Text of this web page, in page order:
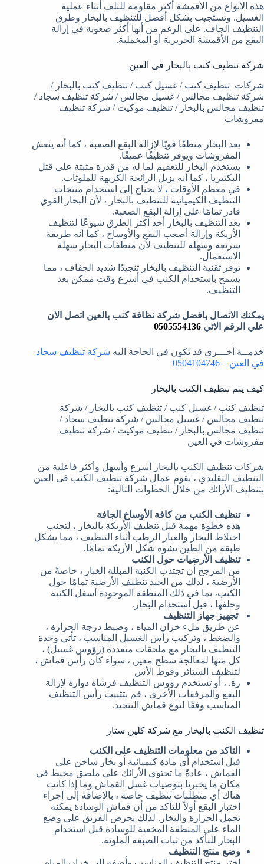
هذه الأنواع من الأقمشة أكثر مقاومة للتلف أثناء عملية
الغسيل. وتستجيب بشكل أفضل للتنظيف بالبخار وطرق
التنظيف الجاف. على الرغم من أنها أكثر صعوبة في إزالة
البقع من الأقمشة الحريرية أو المخملية.
شركة تنظيف كنب بالبخار فى العين
شركات تنظيف كنب / غسيل كنب / تنظيف كنب بالبخار /
شركة تنظيف مجالس / غسيل مجالس / شركة تنظيف سجاد /
تنظيف مجالس بالبخار / تنظيف موكيت / شركة تنظيف
مفروشات
يعد البخار منظفًا قويًا لإزالة البقع الصعبة ، كما أنه ينعش
المفروشات ويوفر تنظيفًا عميقًا.
يستخدم البخار للتعقيم لما له من قدرة مثبتة على قتل
البكتيريا ، كما أنه يزيل الرائحة الكريهة للملوثات.
في معظم الأوقات ، لا نحتاج إلى استخدام منتجات
التنظيف الكيميائية للتنظيف بالبخار ، لأن البخار القوي
قادر تمامًا على إزالة البقع الصعبة.
يعد التنظيف بالبخار أحد أكثر الطرق شيوعًا لتنظيف
الأريكة وإزالة أصعب البقع والأوساخ ، كما أنه طريقة
سريعة وسهلة للتنظيف لأن منظفات البخار سهلة
الاستعمال.
توفر تقنية التنظيف بالبخار تنجيدًا شديد الجفاف ، مما
يسمح باستخدام الكنب في أسرع وقت ممكن بعد
التنظيف.
يمكنك الاتصال بافضل شركة نظافة كنب بالعين اتصل الان
علي الرقم الاتي 0505554136
خدمــة أخـــرى قد تكون في الحاجة اليه شركة تنظيف سجاد
في العين – 0504104746
كيف يتم تنظيف الكنب بالبخار
تنظيف كنب / غسيل كنب / تنظيف كنب بالبخار / شركة
تنظيف مجالس / غسيل مجالس / شركة تنظيف سجاد /
تنظيف مجالس بالبخار / تنظيف موكيت / شركة تنظيف
مفروشات في العين
شركات تنظيف الكنب بالبخار أسرع وأسهل وأكثر فاعلية من
التنظيف التقليدي ، يقوم عمال شركة تنظيف الكنب فى العين
بتنظيف الأرائك من خلال الخطوات التالية:
تنظيف الكنب من كافة الأوساخ الجافة
هذه خطوة مهمة قبل تنظيف الأريكة بالبخار ، لتجنب
اختلاط البخار والغبار الرطب أثناء التنظيف ، مما يشكل
طبقة من الطين تشوه شكل الأريكة تمامًا.
تنظيف الأرضيات حول الكنب
من المرجح أن تجتذب الكنبة المبللة الغبار ، خاصةً من
الأرضية ، لذلك من الجيد تنظيف الأرضية تمامًا حول
الكنب، بما في ذلك المنطقة الموجودة أسفل الكنبة
وخلفها ، قبل استخدام البخار.
تجهيز جهاز التنظيف
عن طريق ملء خزان المياه ، وضبط درجة الحرارة ،
والضغط ، وتركيب رأس الغسيل المناسب ، تأتي وحدة
التنظيف بالبخار مع ملحقات متعددة (رؤوس غسيل) ،
كل منها لمعالجة سطح معين ، سواء كان رأس قماش ،
لتنظيف الستائر وفوط الأس
رة. ، أو تستخدم رؤوس التنظيف فرشاة دوارة لإزالة
البقع والمرفقات الأخرى ، قم بتثبيت رأس التنظيف
المناسب وفقًا لنوع قماش التنجيد.
تنظيف الكنب بالبخار مع شركة كلين ستار
التاكد من معلومات التنظيف على الكنب
قبل استخدام أي مادة كيميائية أو بخار ساخن على
القماش ، عادةً ما تحتوي الأرائك على ملصق مخيط في
مكان ما يخبرنا بتوصيات غسل القماش وما إذا كانت
هناك أي متطلبات تنظيف خاصة ، بالإضافة إلى إجراء
اختبار البقع أولاً للتأكد من أن قماش الوسادة يمكنه
تحمل الحرارة والبخار. لذلك يحرص الفريق على وضع
الماء على المنطقة المخفية للوسادة قبل استخدام
البخار للتأكد من ثبات الصبغة الملونة.
وضع منتج التنظيف